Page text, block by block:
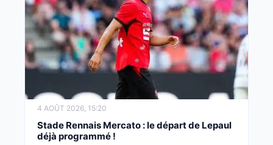
4 AOÛT 2026, 15:20
Stade Rennais Mercato : le départ de Lepaul
déjà programmé !